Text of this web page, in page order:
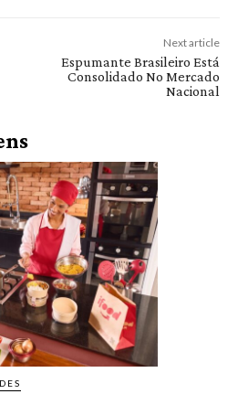
Next article
Espumante Brasileiro Está
Consolidado No Mercado
Nacional